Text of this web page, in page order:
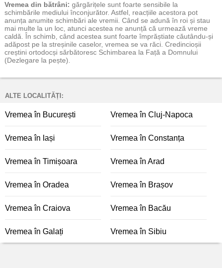
Vremea din bătrâni: gărgărițele sunt foarte sensibile la
schimbările mediului înconjurător. Astfel, reacțiile acestora pot
anunța anumite schimbări ale vremii. Când se adună în roi și stau
mai multe la un loc, atunci acestea ne anunță că urmează vreme
caldă. În schimb, când acestea sunt foarte împrăștiate căutându-și
adăpost pe la streșinile caselor, vremea se va răci. Credincioșii
creștini ortodocși sărbătoresc Schimbarea la Față a Domnului
(Dezlegare la pește).
ALTE LOCALITĂȚI:
Vremea în București Vremea în Cluj-Napoca
Vremea în Iași Vremea în Constanța
Vremea în Timișoara Vremea în Arad
Vremea în Oradea Vremea în Brașov
Vremea în Craiova Vremea în Bacău
Vremea în Galați Vremea în Sibiu